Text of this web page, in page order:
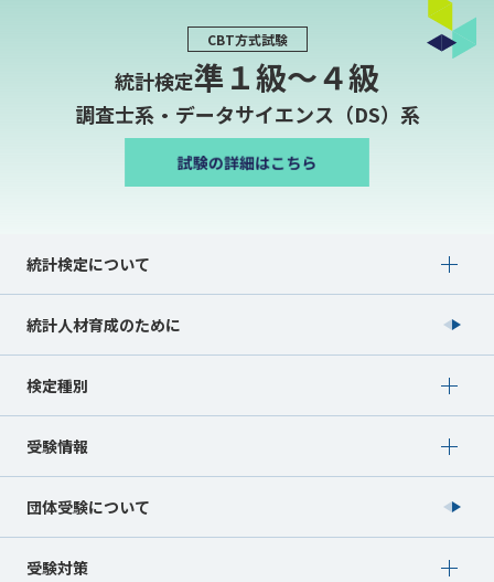
CBT方式試験
統計検定準１級〜４級
調査士系・データサイエンス（DS）系
統計検定について
Show submenu for 統計検定について
統計人材育成のために
検定種別
Show submenu for 検定種別
受験情報
Show submenu for 受験情報
団体受験について
受験対策
Show submenu for 受験対策